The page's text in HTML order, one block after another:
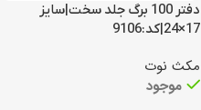
دفتر 100 برگ جلد سخت|سایز
17×24|کد:9106
مکث نوت
موجود